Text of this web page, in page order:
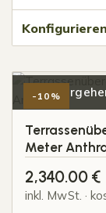
Konfigurieren
-10%
Meter
2,340.00 €
inkl. MwSt. ·